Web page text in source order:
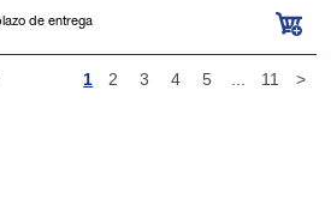
de entrega
1 2 3 4 5 11 >